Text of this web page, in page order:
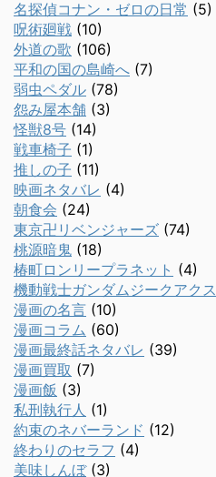
名探偵コナン・ゼロの日常 (5)
呪術廻戦 (10)
外道の歌 (106)
平和の国の島崎へ (7)
弱虫ペダル (78)
怨み屋本舗 (3)
怪獣8号 (14)
戦車椅子 (1)
推しの子 (11)
映画ネタバレ (4)
朝食会 (24)
東京卍リベンジャーズ (74)
桃源暗鬼 (18)
椿町ロンリープラネット (4)
機動戦士ガンダムジークアクス
漫画の名言 (10)
漫画コラム (60)
漫画最終話ネタバレ (39)
漫画買取 (7)
漫画飯 (3)
私刑執行人 (1)
約束のネバーランド (12)
終わりのセラフ (4)
美味しんぼ(3)